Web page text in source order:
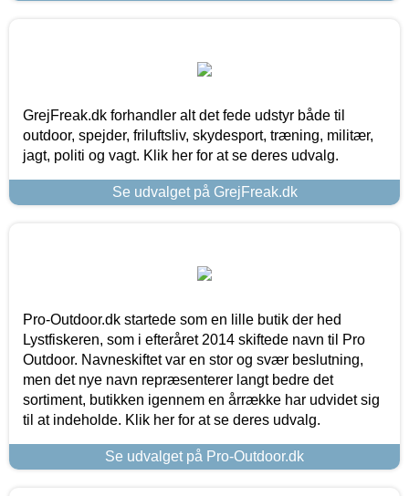
GrejFreak.dk forhandler alt det fede udstyr både til
outdoor, spejder, friluftsliv, skydesport, træning, militær,
jagt, politi og vagt. Klik her for at se deres udvalg.
Se udvalget på GrejFreak.dk
Pro-Outdoor.dk startede som en lille butik der hed
Lystfiskeren, som i efteråret 2014 skiftede navn til Pro
Outdoor. Navneskiftet var en stor og svær beslutning,
men det nye navn repræsenterer langt bedre det
sortiment, butikken igennem en årrække har udvidet sig
til at indeholde. Klik her for at se deres udvalg.
Se udvalget på Pro-Outdoor.dk